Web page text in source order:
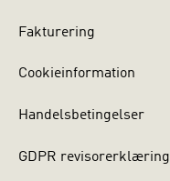
Fakturering
Cookieinformation
Handelsbetingelser
GDPR revisorerklæring